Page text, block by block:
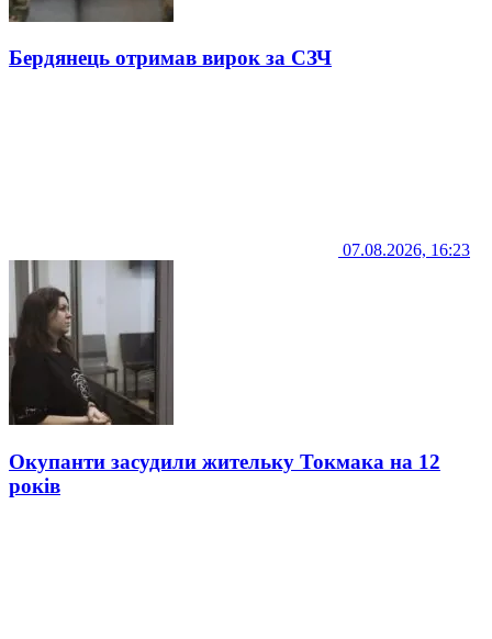
Бердянець отримав вирок за СЗЧ
07.08.2026, 16:23
Окупанти засудили жительку Токмака на 12
років